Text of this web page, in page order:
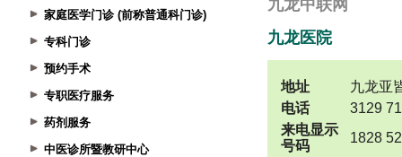
家庭医学门诊 (前称普通科门诊)
专科门诊
预约手术
专职医疗服务
药剂服务
中医诊所暨教研中心